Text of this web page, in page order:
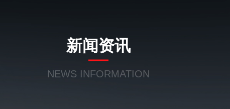
新闻资讯
NEWS INFORMATION